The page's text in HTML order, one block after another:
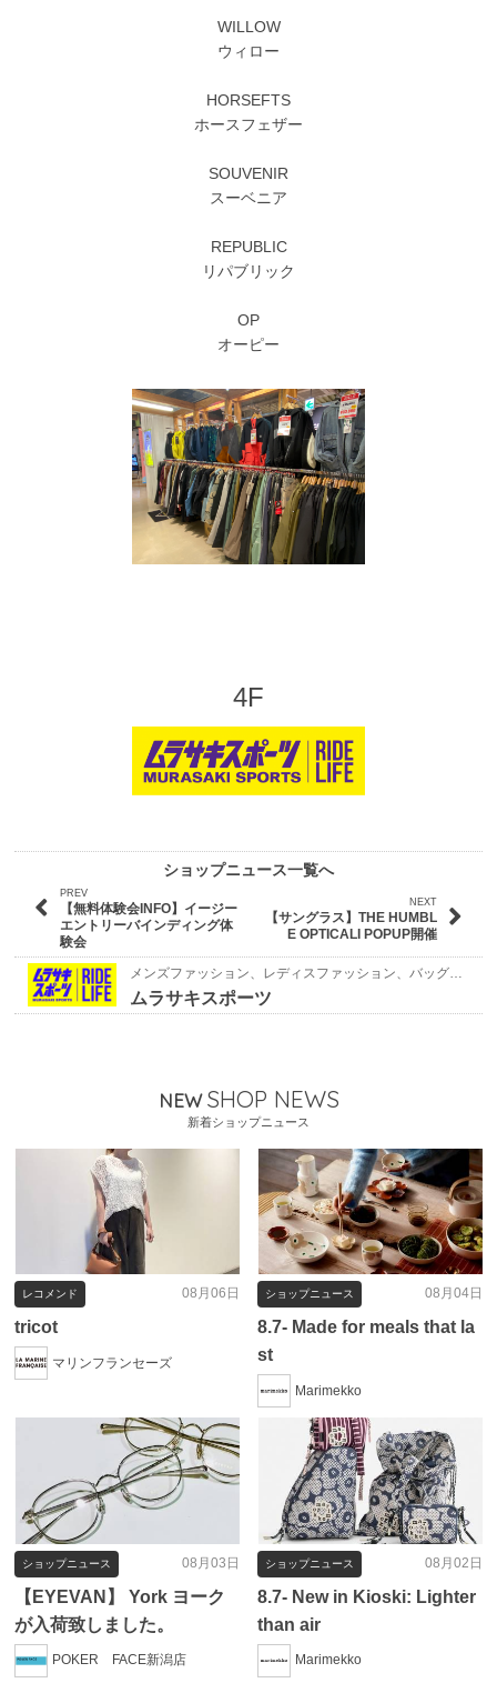
WILLOW
ウィロー
HORSEFTS
ホースフェザー
SOUVENIR
スーベニア
REPUBLIC
リパブリック
OP
オーピー
4F
ショップニュース一覧へ
PREV
【無料体験会INFO】イージー
エントリーバインディング体
験会
NEXT
【サングラス】THE HUMBL
E OPTICALI POPUP開催
メンズファッション、レディスファッション、バッグ、シューズ、帽子、時計、アクセサリー・ジュエリー、スポーツ、アウトドア、ファッション雑貨
ムラサキスポーツ
NEW SHOP NEWS
新着ショップニュース
08月06日
レコメンド
tricot
マリンフランセーズ
08月04日
ショップニュース
8.7- Made for meals that la
st
Marimekko
08月03日
ショップニュース
【EYEVAN】 York ヨーク
が入荷致しました。
POKER FACE新潟店
08月02日
ショップニュース
8.7- New in Kioski: Lighter
than air
Marimekko